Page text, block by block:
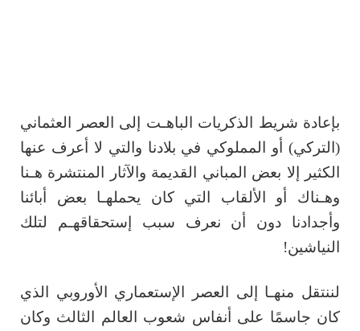
بإعادة شريط الذكريات الباهـت إلى العصر العثماني
(التركي) أو المملوكي في بلادنا والتي لا أعرف عنها
الكثير إلا بعض المباني القديمة والآثار المنتشرة هـنا
وهـناك أو الألقاب التي كان يحملهـا بعض أبائنا
وأجدادنا دون أن نعرف سبب إستحقاقهـم لتلك
النياشين!
لننتقل منهـا إلى العصر الإستعماري الأوروبي الذي
كان جاسمًا على أنفاس شعوب العالم الثالث وكان